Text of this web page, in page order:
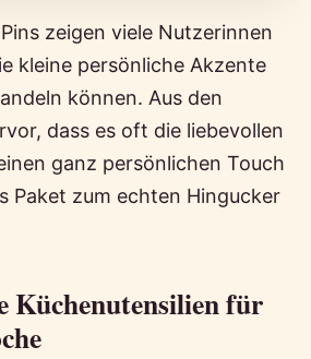
zeigen viele Nutzerinnen
kleine persönliche Akzente
können. Aus den
dass es oft die liebevollen
ganz persönlichen Touch
Paket zum echten Hingucker
Küchenutensilien für